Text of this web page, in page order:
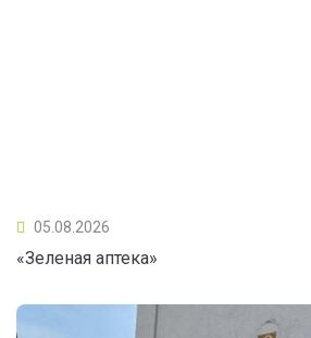
05.08.2026
«Зеленая аптека»